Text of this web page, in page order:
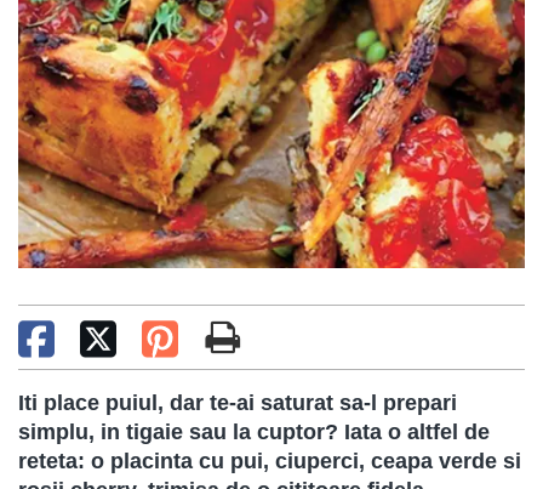
Iti place puiul, dar te-ai saturat sa-l prepari
simplu, in tigaie sau la cuptor? Iata o altfel de
reteta: o placinta cu pui, ciuperci, ceapa verde si